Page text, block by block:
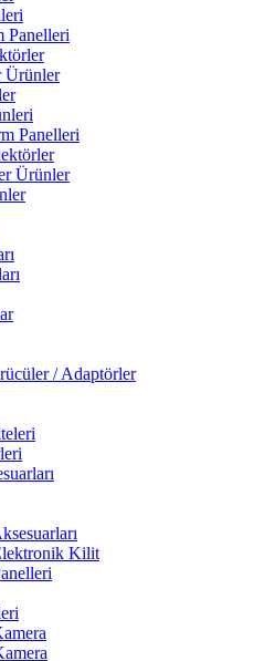
Panelleri
Ürünler
Panelleri
Ürünler
/ Adaptörler
Kilit